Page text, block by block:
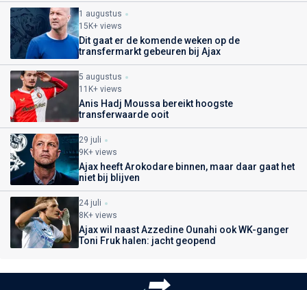
1 augustus
15K+ views
Dit gaat er de komende weken op de
transfermarkt gebeuren bij Ajax
5 augustus
11K+ views
Anis Hadj Moussa bereikt hoogste
transferwaarde ooit
29 juli
9K+ views
Ajax heeft Arokodare binnen, maar daar gaat het
niet bij blijven
24 juli
8K+ views
Ajax wil naast Azzedine Ounahi ook WK-ganger
Toni Fruk halen: jacht geopend